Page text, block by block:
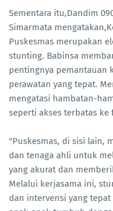
Sementara itu,Dandim
Simarmata
Puskesmas merupakan
stunting. Babinsa
pentingnya pemantauan
perawatan yang tepat.
mengatasi hambatan-
seperti akses terbatas ke
"Puskesmas, di sisi lain,
dan tenaga ahli untuk
yang akurat dan
Melalui kerjasama ini,
dan intervensi yang